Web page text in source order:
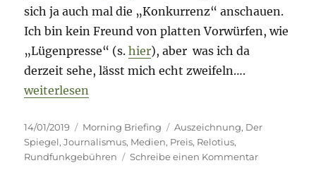
sich ja auch mal die „Konkurrenz“ anschauen.
Ich bin kein Freund von platten Vorwürfen, wie
„Lügenpresse“ (s.hier), aber was ich da
derzeit sehe, lässt mich echt zweifeln….
„Morning Briefing – 14. Januar 2019 –
weiterlesen
Veröffentlicht
am
14/01/2019 Kategorien
Morning Briefing Schlagwörter
Auszeichnung, Der
Spiegel,Journalismus, Medien, Preis, Relotius,
Rundfunkgebühren
Schreibe einen Kommentarzu